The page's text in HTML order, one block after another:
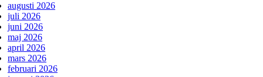
augusti 2026
juli 2026
juni 2026
maj 2026
april 2026
mars 2026
februari 2026